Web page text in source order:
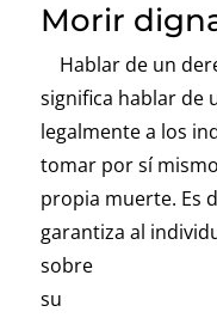
Morir
Hablar de un
significa hablar de
legalmente a los
tomar por sí
propia muerte. Es
garantiza al
sobre
su